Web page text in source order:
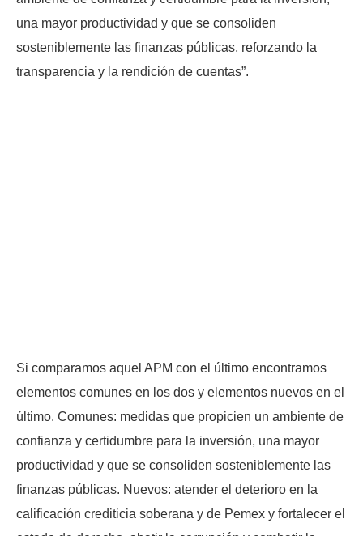
una mayor productividad y que se consoliden
sosteniblemente las finanzas públicas, reforzando la
transparencia y la rendición de cuentas”.
Si comparamos aquel APM con el último encontramos
elementos comunes en los dos y elementos nuevos en el
último. Comunes: medidas que propicien un ambiente de
confianza y certidumbre para la inversión, una mayor
productividad y que se consoliden sosteniblemente las
finanzas públicas. Nuevos: atender el deterioro en la
calificación crediticia soberana y de Pemex y fortalecer el